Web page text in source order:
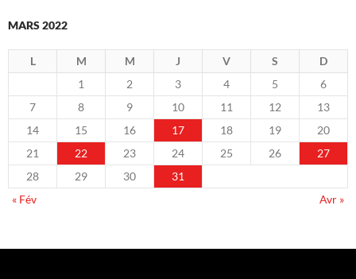
MARS 2022
L M M J V S
D
1
2 3 4 5
6
7
8 9 10 11 12
13
14
15 16 17 18 19
20
21
22 23 24 25 26
27
28
29 30
31
« Fév
Avr »